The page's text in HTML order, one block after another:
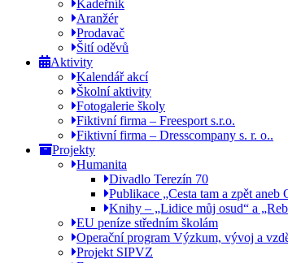
Kadeřník
Aranžér
Prodavač
Šití oděvů
Aktivity
Kalendář akcí
Školní aktivity
Fotogalerie školy
Fiktivní firma – Freesport s.r.o.
Fiktivní firma – Dresscompany s. r. o..
Projekty
Humanita
Divadlo Terezín 70
Publikace „Cesta tam a zpět aneb
Knihy – „Lidice můj osud“ a
EU peníze středním školám
Operační program Výzkum, vývoj a
Projekt SIPVZ